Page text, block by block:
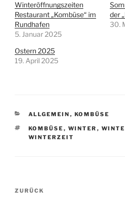
Winteröffnungszeiten
Restaurant „Kombüse“ im
Rundhafen
5. Januar 2025
der
30.
Ostern 2025
19. April 2025
KATEGORIEN
ALLGEMEIN , KOMBÜSE
SCHLAGWÖRTER
KOMBÜSE , WINTER ,
WINTERZEIT
Beitragsnavigation
Vorheriger
ZURÜCK